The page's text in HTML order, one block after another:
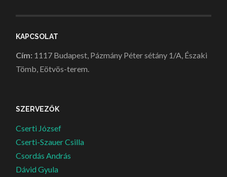
KAPCSOLAT
Cím: 1117 Budapest, Pázmány Péter sétány 1/A, Északi
Tömb, Eötvös-terem.
SZERVEZŐK
Cserti József
Cserti-Szauer Csilla
Csordás András
Dávid Gyula